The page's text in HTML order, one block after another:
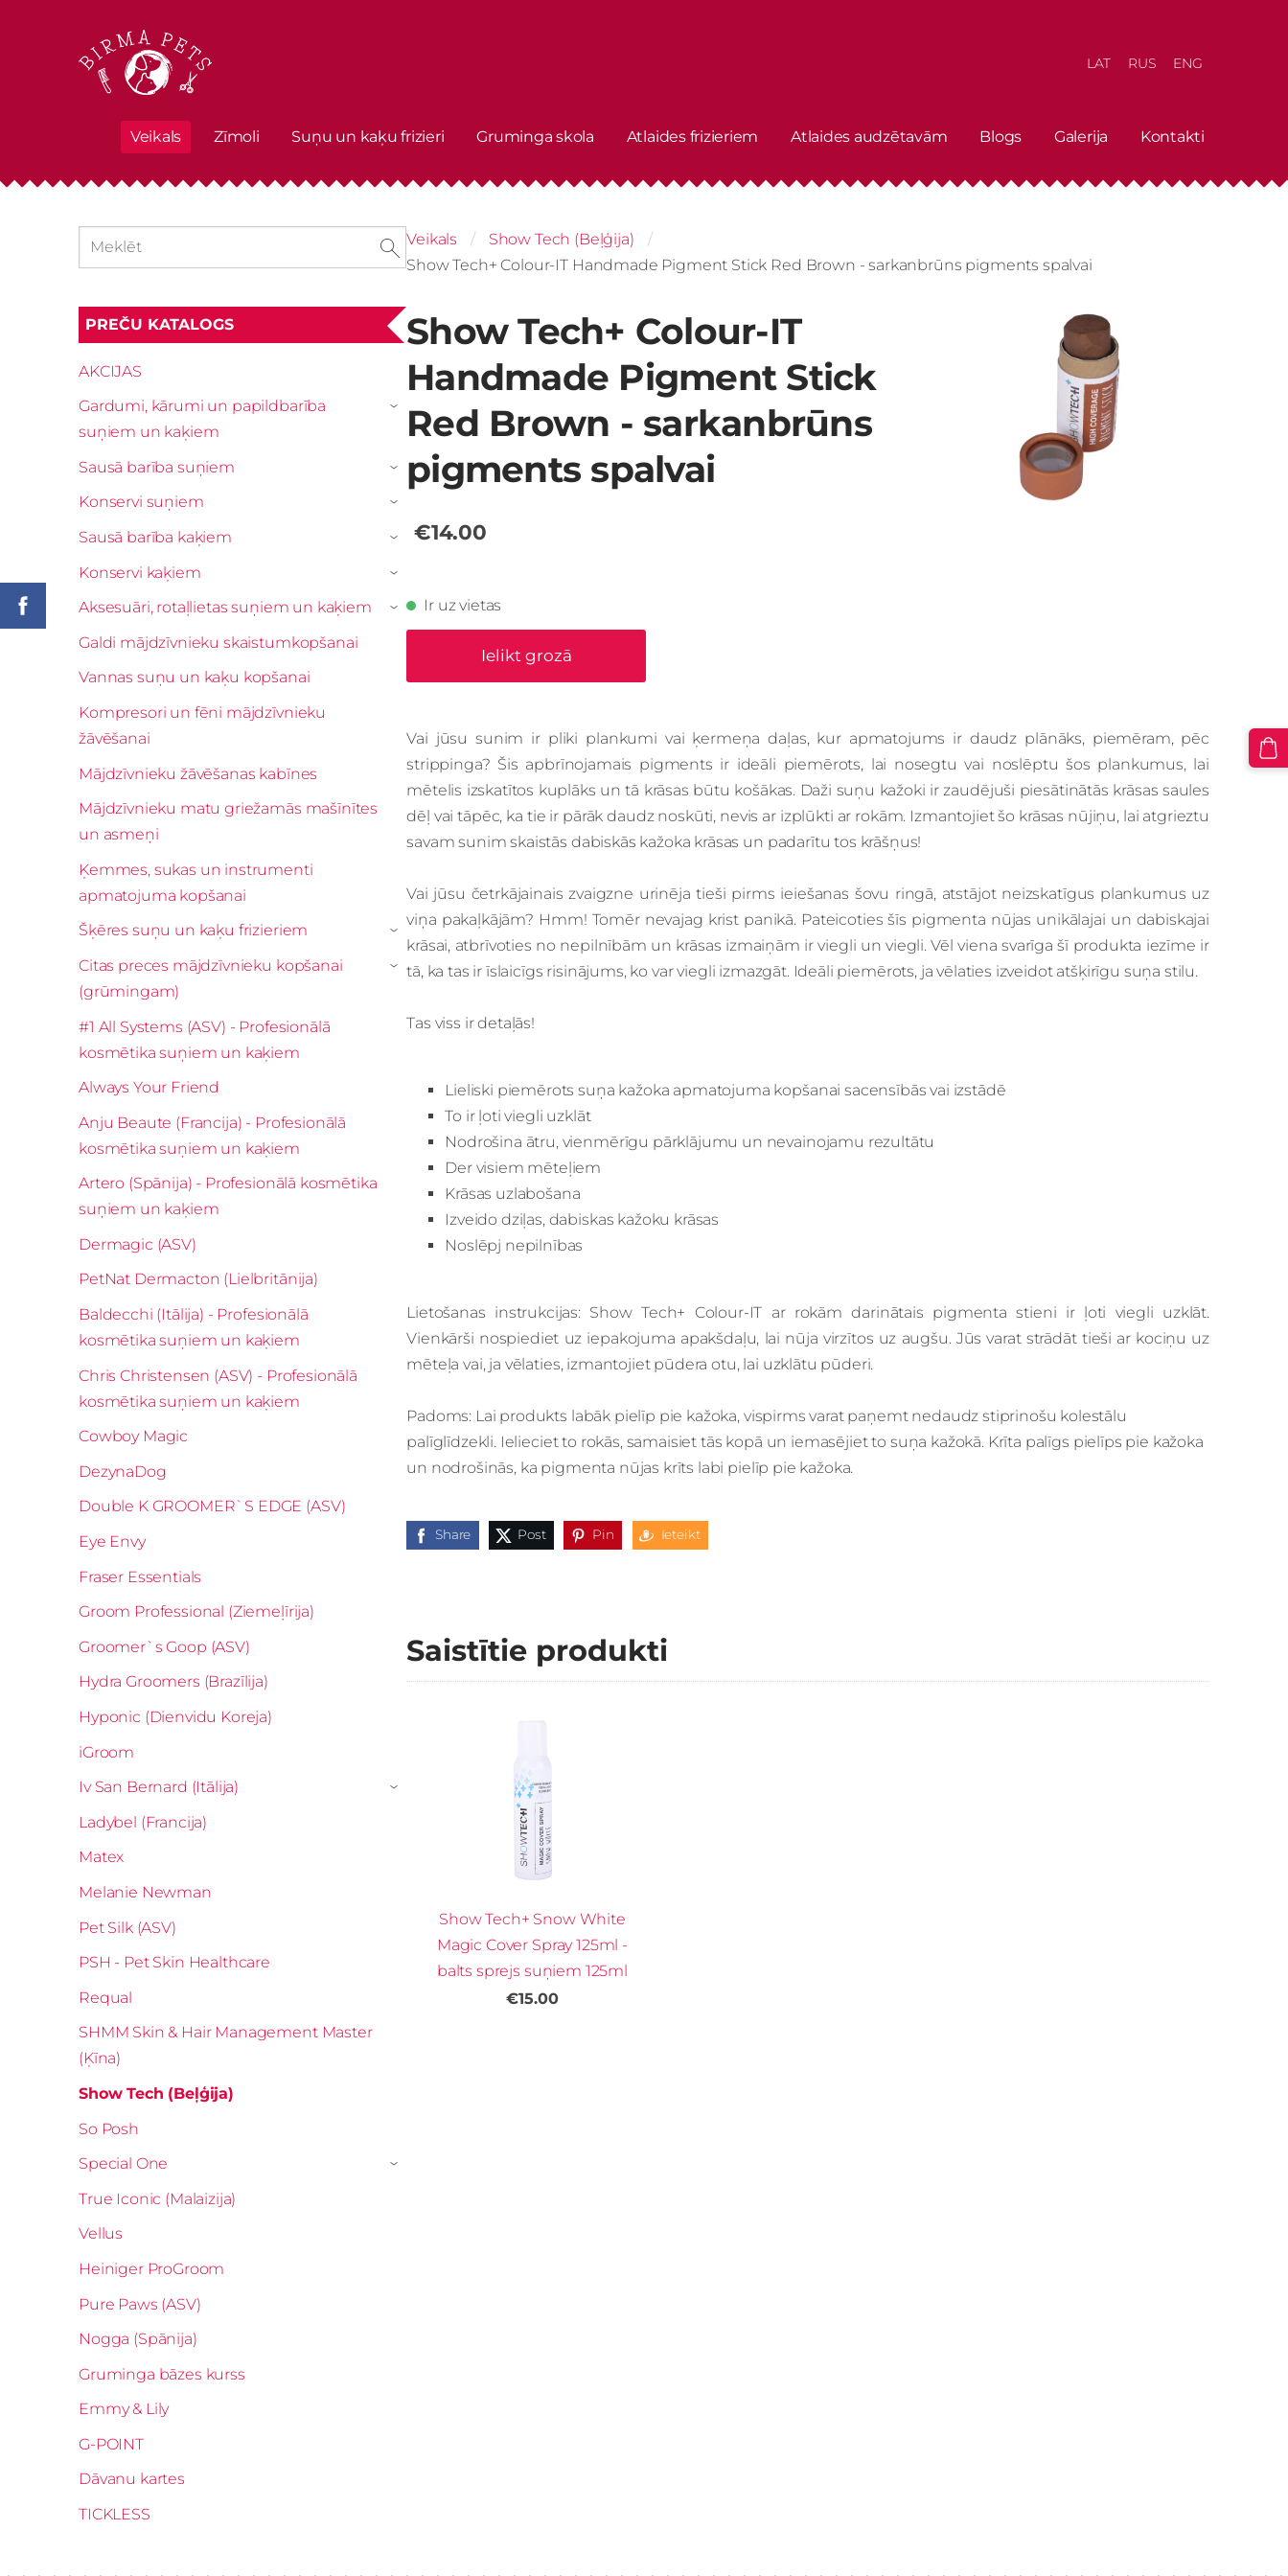
Veikals Zīmoli Suņu un kaķu frizieri Gruminga skola Atlaides frizieriem Atlaides audzētavām Blogs Galerija Kontakti
LAT RUS ENG
PREČU KATALOGS
AKCIJAS
Gardumi, kārumi un papildbarība
suņiem un kaķiem
›
Sausā barība suņiem ›
Konservi suņiem ›
Sausā barība kaķiem ›
Konservi kaķiem ›
Aksesuāri, rotaļlietas suņiem un kaķiem ›
Galdi mājdzīvnieku skaistumkopšanai
Vannas suņu un kaķu kopšanai
Kompresori un fēni mājdzīvnieku
žāvēšanai
Mājdzīvnieku žāvēšanas kabīnes
Mājdzīvnieku matu griežamās mašīnītes
un asmeņi
Ķemmes, sukas un instrumenti
apmatojuma kopšanai
Šķēres suņu un kaķu frizieriem
›
Citas preces mājdzīvnieku kopšanai
(grūmingam)
›
#1 All Systems (ASV) - Profesionālā
kosmētika suņiem un kaķiem
Always Your Friend
Anju Beaute (Francija) - Profesionālā
kosmētika suņiem un kaķiem
Artero (Spānija) - Profesionālā kosmētika
suņiem un kaķiem
Dermagic (ASV)
PetNat Dermacton (Lielbritānija)
Baldecchi (Itālija) - Profesionālā
kosmētika suņiem un kaķiem
Chris Christensen (ASV) - Profesionālā
kosmētika suņiem un kaķiem
Cowboy Magic
DezynaDog
Double K GROOMER`S EDGE (ASV)
Eye Envy
Fraser Essentials
Groom Professional (Ziemeļīrija)
Groomer`s Goop (ASV)
Hydra Groomers (Brazīlija)
Hyponic (Dienvidu Koreja)
iGroom
Iv San Bernard (Itālija)
›
Ladybel (Francija)
Matex
Melanie Newman
Pet Silk (ASV)
PSH - Pet Skin Healthcare
Requal
SHMM Skin & Hair Management Master
(Ķīna)
Show Tech (Beļģija)
So Posh
Special One
›
True Iconic (Malaizija)
Vellus
Heiniger ProGroom
Pure Paws (ASV)
Nogga (Spānija)
Gruminga bāzes kurss
Emmy & Lily
G-POINT
Dāvanu kartes
TICKLESS
Veikals
Show Tech (Beļģija)
Show Tech+ Colour-IT Handmade Pigment Stick Red Brown - sarkanbrūns pigments spalvai
Show Tech+ Colour-IT
Handmade Pigment Stick
Red Brown - sarkanbrūns
pigments spalvai
€14.00
Ir uz vietas
Ielikt grozā
Vai jūsu sunim ir pliki plankumi vai ķermeņa daļas, kur apmatojums ir daudz plānāks, piemēram, pēc
strippinga? Šis apbrīnojamais pigments ir ideāli piemērots, lai nosegtu vai noslēptu šos plankumus, lai
mētelis izskatītos kuplāks un tā krāsas būtu košākas. Daži suņu kažoki ir zaudējuši piesātinātās krāsas saules
dēļ vai tāpēc, ka tie ir pārāk daudz noskūti, nevis ar izplūkti ar rokām. Izmantojiet šo krāsas nūjiņu, lai atgrieztu
savam sunim skaistās dabiskās kažoka krāsas un padarītu tos krāšņus!
Vai jūsu četrkājainais zvaigzne urinēja tieši pirms ieiešanas šovu ringā, atstājot neizskatīgus plankumus uz
viņa pakaļkājām? Hmm! Tomēr nevajag krist panikā. Pateicoties šīs pigmenta nūjas unikālajai un dabiskajai
krāsai, atbrīvoties no nepilnībām un krāsas izmaiņām ir viegli un viegli. Vēl viena svarīga šī produkta iezīme ir
tā, ka tas ir īslaicīgs risinājums, ko var viegli izmazgāt. Ideāli piemērots, ja vēlaties izveidot atšķirīgu suņa stilu.
Tas viss ir detaļās!
Lieliski piemērots suņa kažoka apmatojuma kopšanai sacensībās vai izstādē
To ir ļoti viegli uzklāt
Nodrošina ātru, vienmērīgu pārklājumu un nevainojamu rezultātu
Der visiem mēteļiem
Krāsas uzlabošana
Izveido dziļas, dabiskas kažoku krāsas
Noslēpj nepilnības
Lietošanas instrukcijas: Show Tech+ Colour-IT ar rokām darinātais pigmenta stieni ir ļoti viegli uzklāt.
Vienkārši nospiediet uz iepakojuma apakšdaļu, lai nūja virzītos uz augšu. Jūs varat strādāt tieši ar kociņu uz
mēteļa vai, ja vēlaties, izmantojiet pūdera otu, lai uzklātu pūderi.
Padoms: Lai produkts labāk pielīp pie kažoka, vispirms varat paņemt nedaudz stiprinošu kolestālu
palīglīdzekli. Ielieciet to rokās, samaisiet tās kopā un iemasējiet to suņa kažokā. Krīta palīgs pielīps pie kažoka
un nodrošinās, ka pigmenta nūjas krīts labi pielīp pie kažoka.
Share Post Pin Ieteikt
Saistītie produkti
Show Tech+ Snow White
Magic Cover Spray 125ml -
balts sprejs suņiem 125ml
€15.00